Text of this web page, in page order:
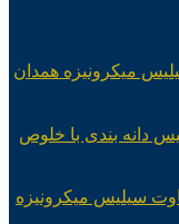
میکرونیزه همدان
دانه بندی با خلوص
سیلیس میکرونیزه